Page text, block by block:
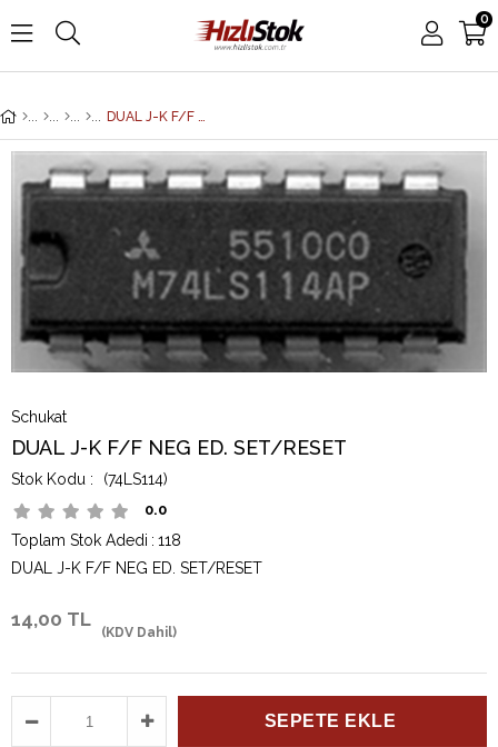
0
DUAL J-K F/F NEG ED. SET/RESET
Schukat
DUAL J-K F/F NEG ED. SET/RESET
(74LS114)
0.0
Toplam Stok Adedi : 118
DUAL J-K F/F NEG ED. SET/RESET
14,00 TL
(KDV Dahil)